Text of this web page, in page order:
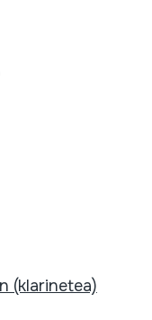
(klarinetea)